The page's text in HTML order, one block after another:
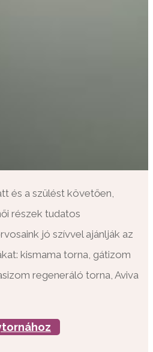
és a szülést követően,
részek tudatos
jó szívvel ajánlják az
kismama torna, gátizom
regeneráló torna, Aviva